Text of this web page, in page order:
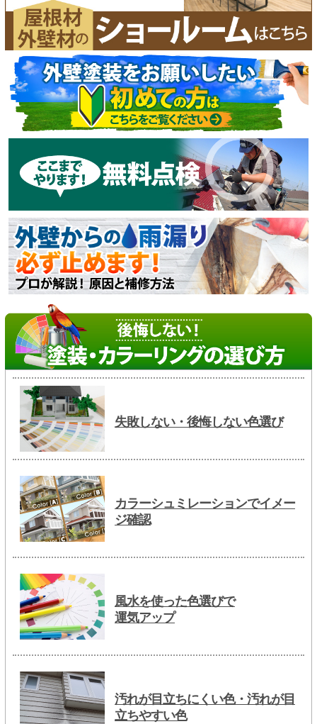
失敗しない・後悔しない色選び
カラーシュミレーションでイメー
ジ確認
風水を使った色選びで
運気アップ
汚れが目立ちにくい色・汚れが目
立ちやすい色